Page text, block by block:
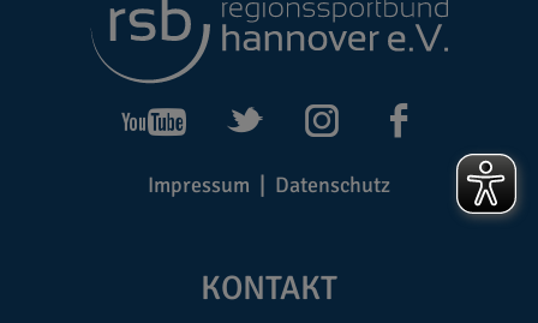
Impressum Datenschutz
KONTAKT